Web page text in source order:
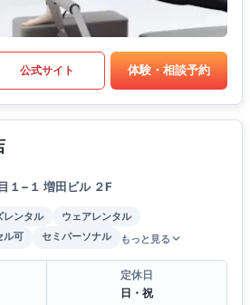
公式サイト 体験・相談予約
１−１ 増田ビル ２F
レンタル
ウェアレンタル
ル可 セミパーソナル もっと見る
定休日
日・祝